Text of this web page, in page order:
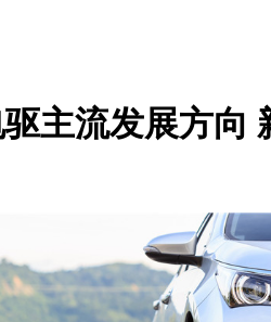
主流发展方向